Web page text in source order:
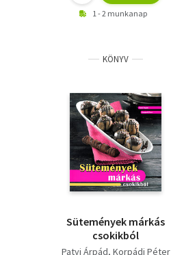
1 - 2 munkanap
KÖNYV
Sütemények márkás
csokikból
Patyi Árpád Korpádi Péter